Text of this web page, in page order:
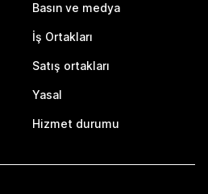
Basın ve medya
İş Ortakları
Satış ortakları
Yasal
Hizmet durumu